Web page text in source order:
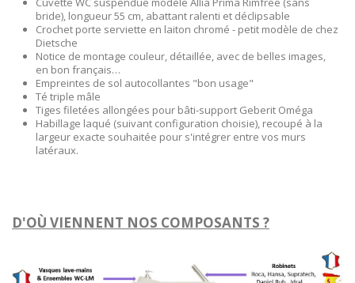
bride), longueur 55 cm, abattant ralenti et déclipsable
Crochet porte serviette en laiton chromé - petit modèle de chez
Dietsche
Notice de montage couleur, détaillée, avec de belles images,
en bon français…
Empreintes de sol autocollantes "bon usage"
Té triple mâle
Tiges filetées allongées pour bâti-support Geberit Oméga
Habillage laqué (suivant configuration choisie), recoupé à la
largeur exacte souhaitée pour s'intégrer entre vos murs
latéraux.
D'OÙ VIENNENT NOS COMPOSANTS ?